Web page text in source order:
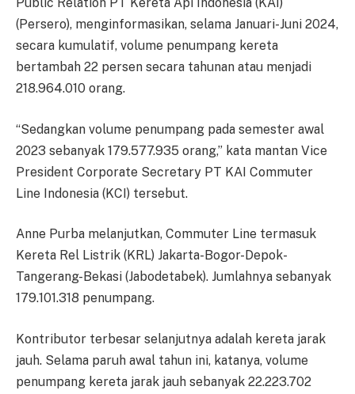
(Persero), menginformasikan, selama Januari-Juni 2024,
secara kumulatif, volume penumpang kereta
bertambah 22 persen secara tahunan atau menjadi
218.964.010 orang.
“Sedangkan volume penumpang pada semester awal
2023 sebanyak 179.577.935 orang,” kata mantan Vice
President Corporate Secretary PT KAI Commuter
Line Indonesia (KCI) tersebut.
Anne Purba melanjutkan, Commuter Line termasuk
Kereta Rel Listrik (KRL) Jakarta-Bogor-Depok-
Tangerang-Bekasi (Jabodetabek). Jumlahnya sebanyak
179.101.318 penumpang.
Kontributor terbesar selanjutnya adalah kereta jarak
jauh. Selama paruh awal tahun ini, katanya, volume
penumpang kereta jarak jauh sebanyak 22.223.702